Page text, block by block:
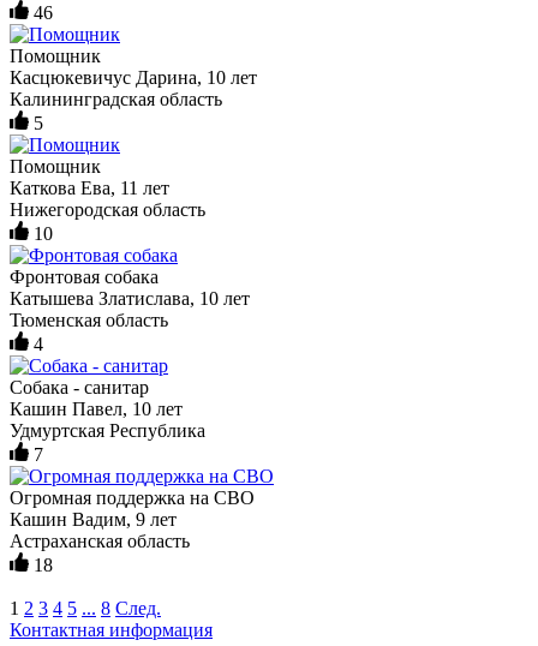
46
Помощник
Касцюкевичус Дарина, 10 лет
Калининградская область
5
Помощник
Каткова Ева, 11 лет
Нижегородская область
10
Фронтовая собака
Катышева Златислава, 10 лет
Тюменская область
4
Собака - санитар
Кашин Павел, 10 лет
Удмуртская Республика
7
Огромная поддержка на СВО
Кашин Вадим, 9 лет
Астраханская область
18
1 2 3 4 5 ... 8 След.
Контактная информация